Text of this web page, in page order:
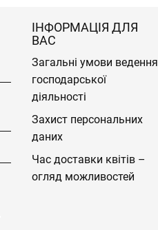
ІНФОРМАЦІЯ ДЛЯ
ВАС
Загальні умови ведення
господарської
діяльності
Захист персональних
даних
Час доставки квітів –
огляд можливостей